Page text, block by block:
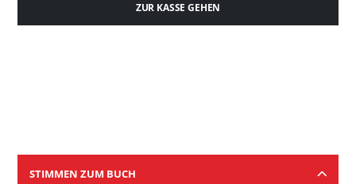
ZUR KASSE GEHEN
STIMMEN ZUM BUCH